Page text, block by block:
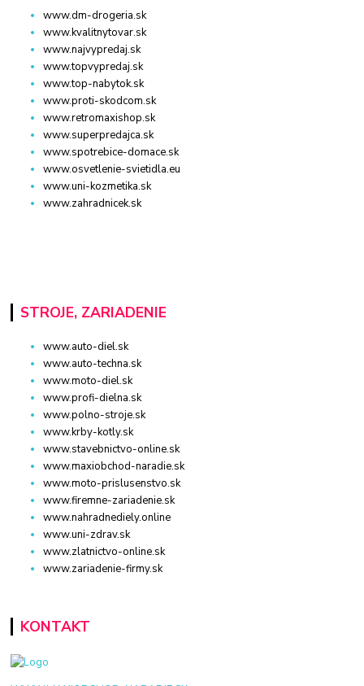
www.dm-drogeria.sk
www.kvalitnytovar.sk
www.najvypredaj.sk
www.topvypredaj.sk
www.top-nabytok.sk
www.proti-skodcom.sk
www.retromaxishop.sk
www.superpredajca.sk
www.spotrebice-domace.sk
www.osvetlenie-svietidla.eu
www.uni-kozmetika.sk
www.zahradnicek.sk
STROJE, ZARIADENIE
www.auto-diel.sk
www.auto-techna.sk
www.moto-diel.sk
www.profi-dielna.sk
www.polno-stroje.sk
www.krby-kotly.sk
www.stavebnictvo-online.sk
www.maxiobchod-naradie.sk
www.moto-prislusenstvo.sk
www.firemne-zariadenie.sk
www.nahradnediely.online
www.uni-zdrav.sk
www.zlatnictvo-online.sk
www.zariadenie-firmy.sk
KONTAKT